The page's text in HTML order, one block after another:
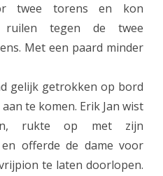
twee torens en kon
ruilen tegen de twee
Met een paard minder
gelijk getrokken op bord
te komen. Erik Jan wist
rukte op met zijn
offerde de dame voor
te laten doorlopen.